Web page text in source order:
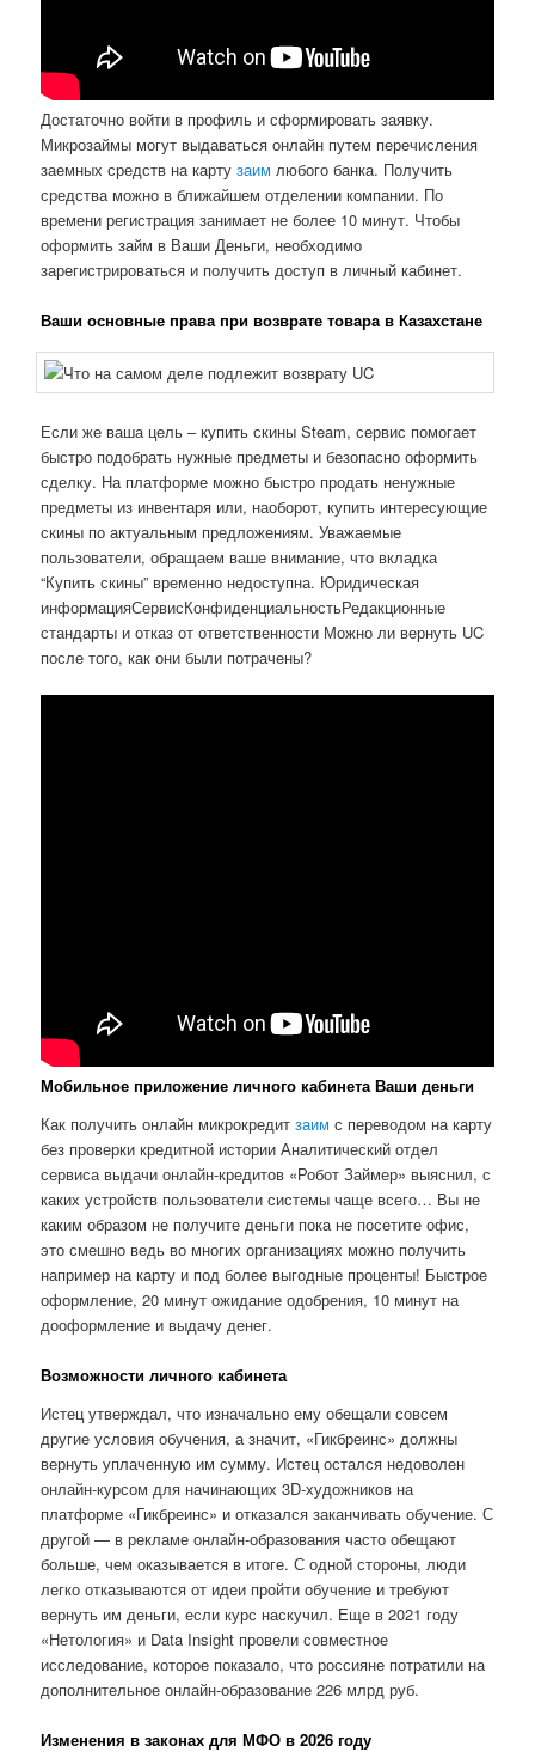
Достаточно войти в профиль и сформировать заявку.
Микрозаймы могут выдаваться онлайн путем перечисления
заемных средств на картузаим любого банка. Получить
средства можно в ближайшем отделении компании. По
времени регистрация занимает не более 10 минут. Чтобы
оформить займ в Ваши Деньги, необходимо
зарегистрироваться и получить доступ в личный кабинет.
Ваши основные права при возврате товара в Казахстане
Если же ваша цель – купить скины Steam, сервис помогает
быстро подобрать нужные предметы и безопасно оформить
сделку. На платформе можно быстро продать ненужные
предметы из инвентаря или, наоборот, купить интересующие
скины по актуальным предложениям. Уважаемые
пользователи, обращаем ваше внимание, что вкладка
“Купить скины” временно недоступна. Юридическая
информацияСервисКонфиденциальностьРедакционные
стандарты и отказ от ответственности Можно ли вернуть UC
после того, как они были потрачены?
Мобильное приложение личного кабинета Ваши деньги
Как получить онлайн микрокредитзаим с переводом на карту
без проверки кредитной истории Аналитический отдел
сервиса выдачи онлайн-кредитов «Робот Займер» выяснил, с
каких устройств пользователи системы чаще всего… Вы не
каким образом не получите деньги пока не посетите офис,
это смешно ведь во многих организациях можно получить
например на карту и под более выгодные проценты! Быстрое
оформление, 20 минут ожидание одобрения, 10 минут на
дооформление и выдачу денег.
Возможности личного кабинета
Истец утверждал, что изначально ему обещали совсем
другие условия обучения, а значит, «Гикбреинс» должны
вернуть уплаченную им сумму. Истец остался недоволен
онлайн-курсом для начинающих 3D-художников на
платформе «Гикбреинс» и отказался заканчивать обучение. С
другой — в рекламе онлайн-образования часто обещают
больше, чем оказывается в итоге. С одной стороны, люди
легко отказываются от идеи пройти обучение и требуют
вернуть им деньги, если курс наскучил. Еще в 2021 году
«Нетология» и Data Insight провели совместное
исследование, которое показало, что россияне потратили на
дополнительное онлайн-образование 226 млрд руб.
Изменения в законах для МФО в 2026 году